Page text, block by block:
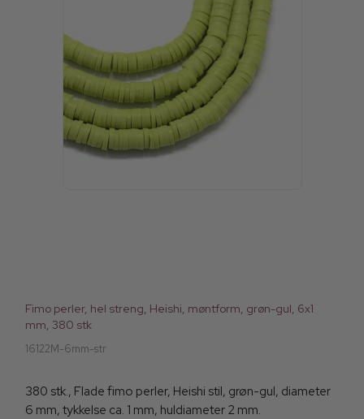
Fimo perler, hel streng, Heishi, møntform, grøn-gul, 6x1
mm, 380 stk
16122M-6mm-str
380 stk., Flade fimo perler, Heishi stil, grøn-gul, diameter
6 mm, tykkelse ca. 1 mm, huldiameter 2 mm.